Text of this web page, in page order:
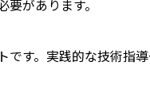
があります。
す。実践的な技術指